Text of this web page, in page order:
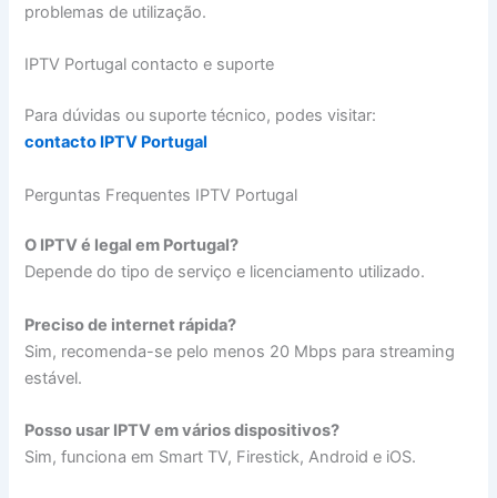
problemas de utilização.
IPTV Portugal contacto e suporte
Para dúvidas ou suporte técnico, podes visitar:
contacto IPTV Portugal
Perguntas Frequentes IPTV Portugal
O IPTV é legal em Portugal?
Depende do tipo de serviço e licenciamento utilizado.
Preciso de internet rápida?
Sim, recomenda-se pelo menos 20 Mbps para streaming
estável.
Posso usar IPTV em vários dispositivos?
Sim, funciona em Smart TV, Firestick, Android e iOS.